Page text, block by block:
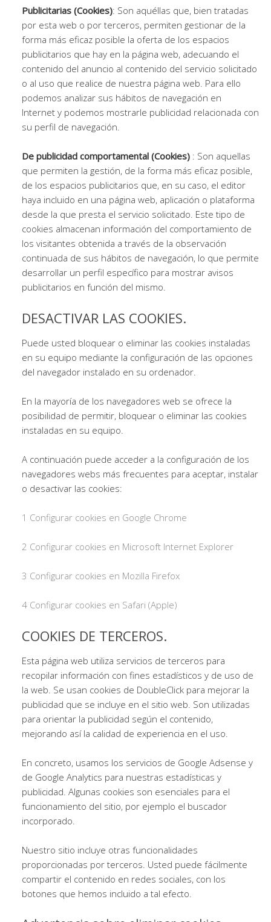
Publicitarias (Cookies): Son aquéllas que, bien tratadas
por esta web o por terceros, permiten gestionar de la
forma más eficaz posible la oferta de los espacios
publicitarios que hay en la página web, adecuando el
contenido del anuncio al contenido del servicio solicitado
o al uso que realice de nuestra página web. Para ello
podemos analizar sus hábitos de navegación en
Internet y podemos mostrarle publicidad relacionada con
su perfil de navegación.
De publicidad comportamental (Cookies) : Son aquellas
que permiten la gestión, de la forma más eficaz posible,
de los espacios publicitarios que, en su caso, el editor
haya incluido en una página web, aplicación o plataforma
desde la que presta el servicio solicitado. Este tipo de
cookies almacenan información del comportamiento de
los visitantes obtenida a través de la observación
continuada de sus hábitos de navegación, lo que permite
desarrollar un perfil específico para mostrar avisos
publicitarios en función del mismo.
DESACTIVAR LAS COOKIES.
Puede usted bloquear o eliminar las cookies instaladas
en su equipo mediante la configuración de las opciones
del navegador instalado en su ordenador.
En la mayoría de los navegadores web se ofrece la
posibilidad de permitir, bloquear o eliminar las cookies
instaladas en su equipo.
A continuación puede acceder a la configuración de los
navegadores webs más frecuentes para aceptar, instalar
o desactivar las cookies:
1 Configurar cookies en Google Chrome
2 Configurar cookies en Microsoft Internet Explorer
3 Configurar cookies en Mozilla Firefox
4 Configurar cookies en Safari (Apple)
COOKIES DE TERCEROS.
Esta página web utiliza servicios de terceros para
recopilar información con fines estadísticos y de uso de
la web. Se usan cookies de DoubleClick para mejorar la
publicidad que se incluye en el sitio web. Son utilizadas
para orientar la publicidad según el contenido,
mejorando así la calidad de experiencia en el uso.
En concreto, usamos los servicios de Google Adsense y
de Google Analytics para nuestras estadísticas y
publicidad. Algunas cookies son esenciales para el
funcionamiento del sitio, por ejemplo el buscador
incorporado.
Nuestro sitio incluye otras funcionalidades
proporcionadas por terceros. Usted puede fácilmente
compartir el contenido en redes sociales, con los
botones que hemos incluido a tal efecto.